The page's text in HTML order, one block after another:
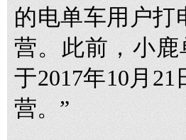
的电单车用户打
营。此前，小
于2017年10月
营。”